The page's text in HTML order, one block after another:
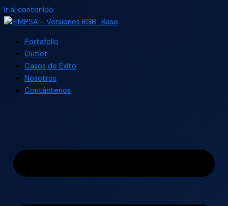
Ir al contenido
Portafolio
Outlet
Casos de Éxito
Nosotros
Contáctenos